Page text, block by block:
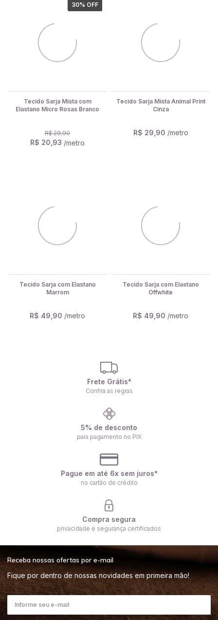
30% OFF
Tecido Sarja Mista com
Elastano Micro Rosas Branco
R$ 29,90
R$ 20,93 /metro
Tecido Sarja Mista Animal Print
Cinza
R$ 29,90 /metro
Tecido Sarja com Elastano
Marrom
R$ 49,90 /metro
Tecido Sarja com Elastano
Offwhite
R$ 49,90 /metro
Frete Grátis*
Confira as regras
5% de desconto
para pagamento no PIX
Pague em até 6x sem juros*
no cartão de crédito
Compra segura
privacidade e segurança certificados
Receba nossas ofertas por e-mail
Fique por dentro de nossas novidades em primeira mão!